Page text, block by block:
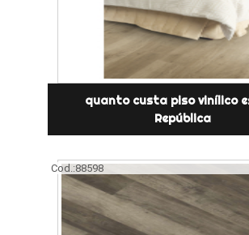
quanto custa piso vinílico
República
Cod.:88598